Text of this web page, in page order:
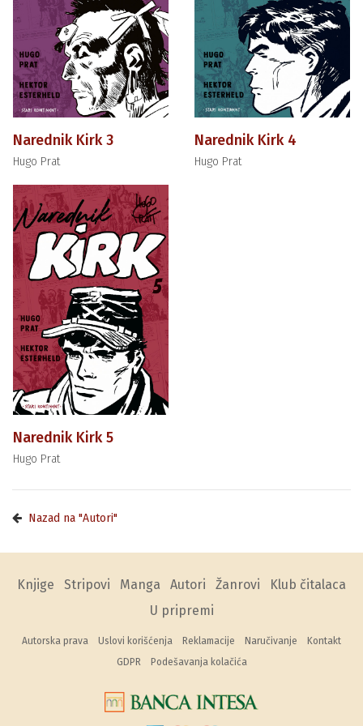
Narednik Kirk 3
Hugo Prat
Narednik Kirk 4
Hugo Prat
Narednik Kirk 5
Hugo Prat
Nazad na "Autori"
Knjige Stripovi Manga Autori Žanrovi
Klub čitalaca
U pripremi
Autorska prava Uslovi korišćenja Reklamacije Naručivanje
Kontakt
GDPR
Podešavanja kolačića